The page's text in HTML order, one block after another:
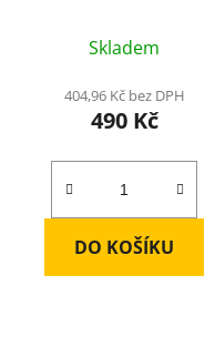
Skladem
404,96 Kč bez DPH
490 Kč
DO KOŠÍKU